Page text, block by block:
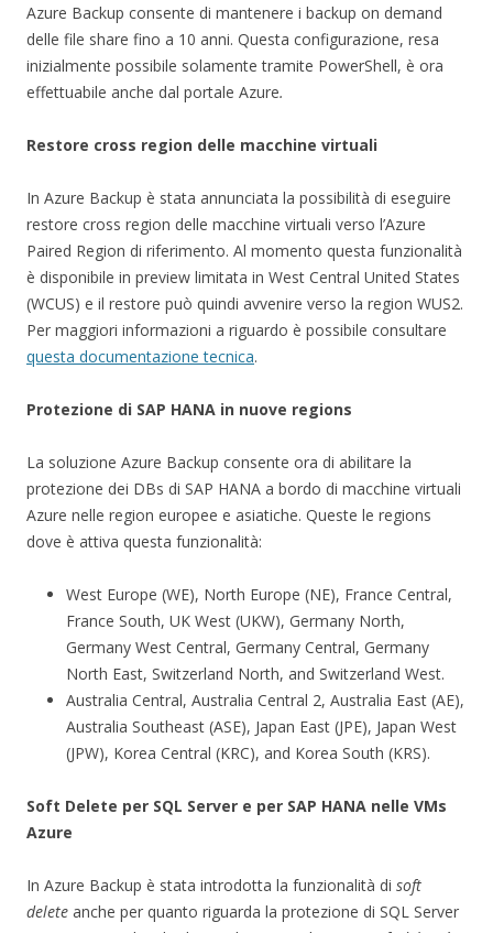
Azure Backup consente di mantenere i backup on demand
delle file share fino a 10 anni. Questa configurazione, resa
inizialmente possibile solamente tramite PowerShell, è ora
effettuabile anche dal portale Azure.
Restore cross region delle macchine virtuali
In Azure Backup è stata annunciata la possibilità di eseguire
restore cross region delle macchine virtuali verso l’Azure
Paired Region di riferimento. Al momento questa funzionalità
è disponibile in preview limitata in West Central United States
(WCUS) e il restore può quindi avvenire verso la region WUS2.
Per maggiori informazioni a riguardo è possibile consultare
questa documentazione tecnica.
Protezione di SAP HANA in nuove regions
La soluzione Azure Backup consente ora di abilitare la
protezione dei DBs di SAP HANA a bordo di macchine virtuali
Azure nelle region europee e asiatiche. Queste le regions
dove è attiva questa funzionalità:
West Europe (WE), North Europe (NE), France Central,
France South, UK West (UKW), Germany North,
Germany West Central, Germany Central, Germany
North East, Switzerland North, and Switzerland West.
Australia Central, Australia Central 2, Australia East (AE),
Australia Southeast (ASE), Japan East (JPE), Japan West
(JPW), Korea Central (KRC), and Korea South (KRS).
Soft Delete per SQL Server e per SAP HANA nelle VMs
Azure
In Azure Backup è stata introdotta la funzionalità di soft
delete anche per quanto riguarda la protezione di SQL Server